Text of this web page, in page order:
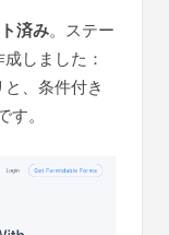
済み。ステー
しました：
、条件付き
。